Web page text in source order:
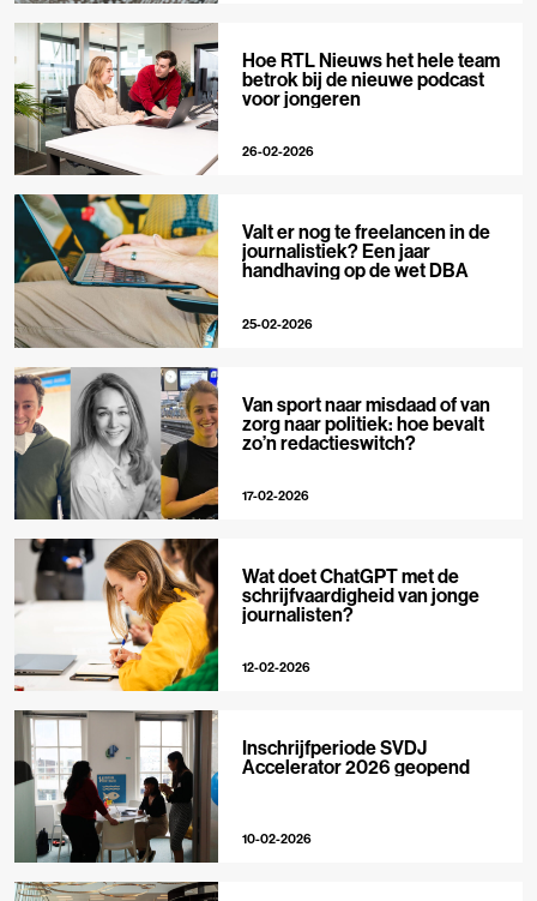
Hoe RTL Nieuws het hele team
betrok bij de nieuwe podcast
voor jongeren
26-02-2026
Valt er nog te freelancen in de
journalistiek? Een jaar
handhaving op de wet DBA
25-02-2026
Van sport naar misdaad of van
zorg naar politiek: hoe bevalt
zo’n redactieswitch?
17-02-2026
Wat doet ChatGPT met de
schrijfvaardigheid van jonge
journalisten?
12-02-2026
Inschrijfperiode SVDJ
Accelerator 2026 geopend
10-02-2026